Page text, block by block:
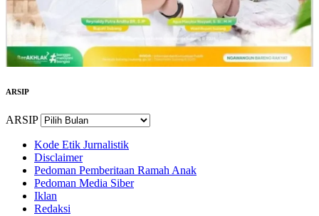
ARSIP
ARSIP
Kode Etik Jurnalistik
Disclaimer
Pedoman Pemberitaan Ramah Anak
Pedoman Media Siber
Iklan
Redaksi